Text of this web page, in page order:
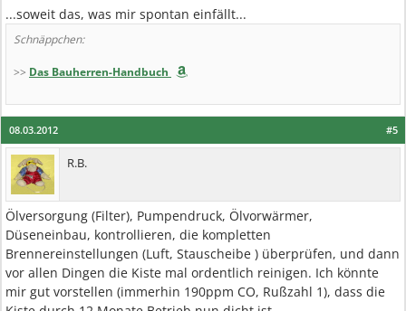
...soweit das, was mir spontan einfällt...
Schnäppchen:
>> Das Bauherren-Handbuch
#5
08.03.2012
R.B.
Ölversorgung (Filter), Pumpendruck, Ölvorwärmer,
Düseneinbau, kontrollieren, die kompletten
Brennereinstellungen (Luft, Stauscheibe ) überprüfen, und dann
vor allen Dingen die Kiste mal ordentlich reinigen. Ich könnte
mir gut vorstellen (immerhin 190ppm CO, Rußzahl 1), dass die